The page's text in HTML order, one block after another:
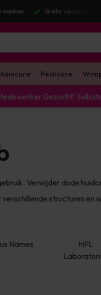
Voor 16:00 besteld? Dezelfde
Pedicure
Gezocht!
Verwijder dode
verschillende structuren en
Names
HFL